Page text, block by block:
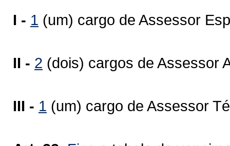
I - 1 (um) cargo de Assessor
II - 2 (dois) cargos de Assessor
III - 1 (um) cargo de Assessor